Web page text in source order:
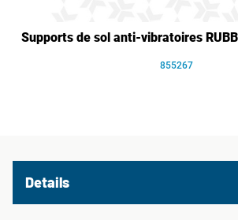
Supports de sol anti-vibratoires
855267
Details